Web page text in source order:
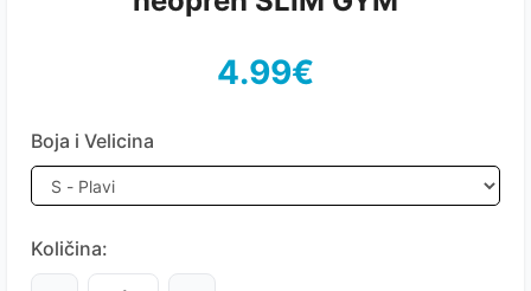
4.99€
Boja i Velicina
Količina: